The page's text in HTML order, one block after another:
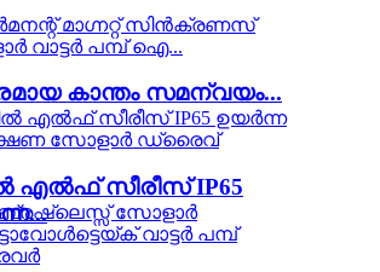
കാന്തം സമന്വയം...
എൽഫ് സീരീസ് IP65